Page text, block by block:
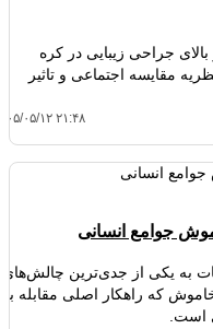
جراحی زیبایی در کره
مقایسه اجتماعی و تاثیر
۱۴۰۵/۰۵/۱۲
جوامع انسانی
به یکی از جدی‌ترین چالش‌های
که راهکار اصلی مقابله با
است.